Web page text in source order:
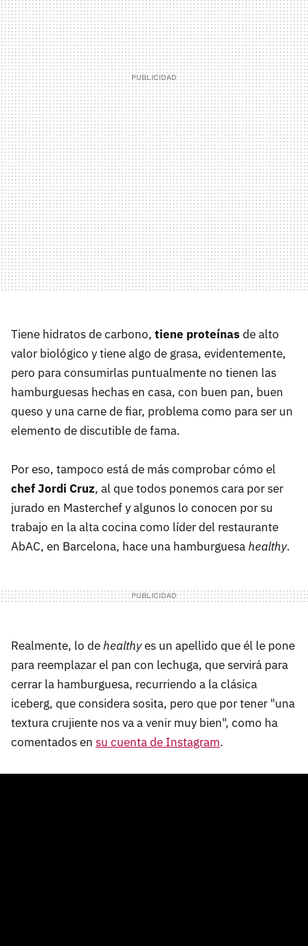
Tiene hidratos de carbono, tiene proteínas de alto
valor biológico y tiene algo de grasa, evidentemente,
pero para consumirlas puntualmente no tienen las
hamburguesas hechas en casa, con buen pan, buen
queso y una carne de fiar, problema como para ser un
elemento de discutible de fama.
Por eso, tampoco está de más comprobar cómo el
chef Jordi Cruz, al que todos ponemos cara por ser
jurado en Masterchef y algunos lo conocen por su
trabajo en la alta cocina como líder del restaurante
AbAC, en Barcelona, hace una hamburguesahealthy.
Realmente, lo dehealthyes un apellido que él le pone
para reemplazar el pan con lechuga, que servirá para
cerrar la hamburguesa, recurriendo a la clásica
iceberg, que considera sosita, pero que por tener "una
textura crujiente nos va a venir muy bien", como ha
comentados en su cuenta de Instagram.